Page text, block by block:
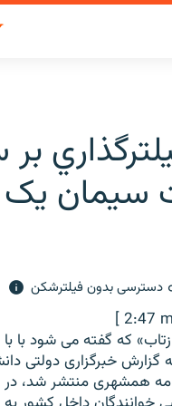
سيمان
دسترسی بدون فیلترشکن
[ 2:47
که گفته می شود
گزارش خبرگزاری دولتی
همشهری منتشر شد،